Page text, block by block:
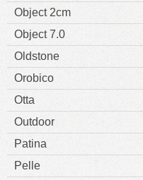
Object 2cm
Object 7.0
Oldstone
Orobico
Otta
Outdoor
Patina
Pelle